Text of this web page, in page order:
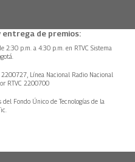
de premios:
2:30 p.m. a 4:30 p.m. en RTVC Sistema
Línea Nacional Radio Nacional
RTVC 2200700
Fondo Único de Tecnologías de la